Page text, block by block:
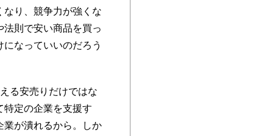
なり、競争力が強くな
則で安い商品を買っ
なっていいのだろう
る安売りだけではな
特定の企業を支援す
業が潰れるから。しか